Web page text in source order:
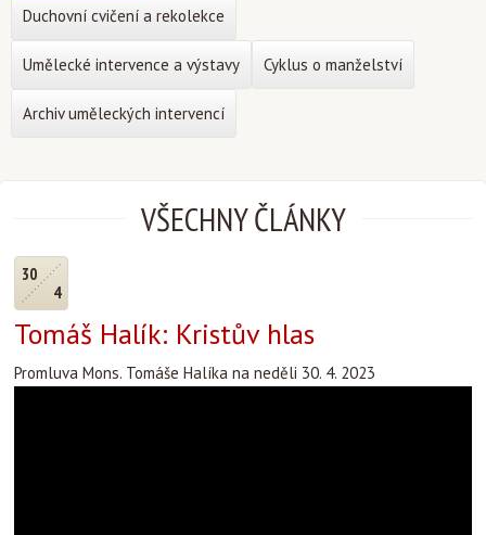
VŠECHNY ČLÁNKY
30
4
Tomáš Halík: Kristův hlas
Promluva Mons. Tomáše Halíka na neděli 30. 4. 2023
Duchovní cvičení a rekolekce
Umělecké intervence a výstavy Cyklus o manželství
Archiv uměleckých intervencí